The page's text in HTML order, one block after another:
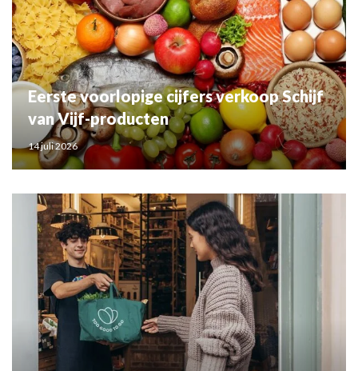
Eerste voorlopige cijfers verkoop Schijf
van Vijf-producten
14 juli 2026